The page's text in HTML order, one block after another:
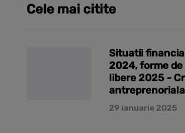
Cele mai citite
Situatii
2024, forme
libere 2025 -
antreprenoriala
29 ianuarie 2025